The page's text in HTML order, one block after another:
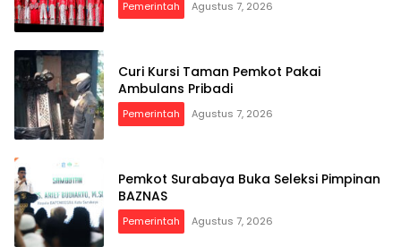
Pemerintah Agustus 7, 2026
Curi Kursi Taman Pemkot Pakai
Ambulans Pribadi
Pemerintah Agustus 7, 2026
Pemkot Surabaya Buka Seleksi Pimpinan
BAZNAS
Pemerintah Agustus 7, 2026